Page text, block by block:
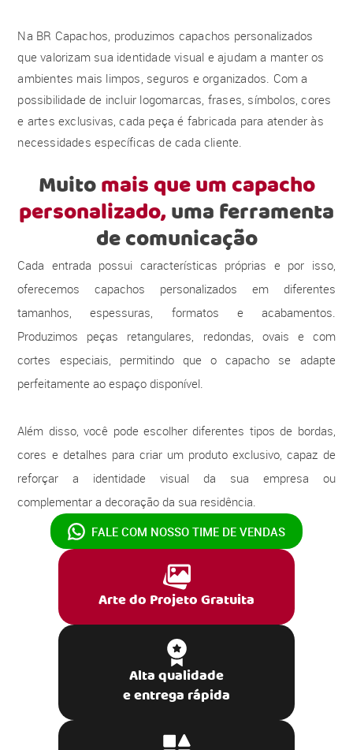
Na BR Capachos, produzimos capachos personalizados
que valorizam sua identidade visual e ajudam a manter os
ambientes mais limpos, seguros e organizados. Com a
possibilidade de incluir logomarcas, frases, símbolos, cores
e artes exclusivas, cada peça é fabricada para atender às
necessidades específicas de cada cliente.
Muitomais que um capacho
personalizado,uma ferramenta
de comunicação
Cada entrada possui características próprias e por isso,
oferecemos capachos personalizados em diferentes
tamanhos, espessuras, formatos e acabamentos.
Produzimos peças retangulares, redondas, ovais e com
cortes especiais, permitindo que o capacho se adapte
perfeitamente ao espaço disponível.
Além disso, você pode escolher diferentes tipos de bordas,
cores e detalhes para criar um produto exclusivo, capaz de
reforçar a identidade visual da sua empresa ou
complementar a decoração da sua residência.
FALE COM NOSSO TIME DE VENDAS
Arte do Projeto Gratuita
Alta qualidade
e entrega rápida